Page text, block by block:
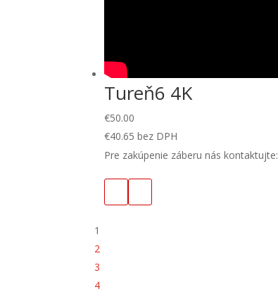
Tureň6 4K
€50.00
€40.65 bez DPH
Pre zakúpenie záberu nás kontaktujte:
1
2
3
4